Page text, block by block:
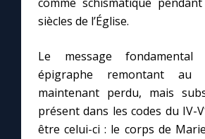
siècles de l’Église.
Le message fondamental
épigraphe remontant au
maintenant perdu, mais
présent dans les codes du IV-
être celui-ci : le corps de